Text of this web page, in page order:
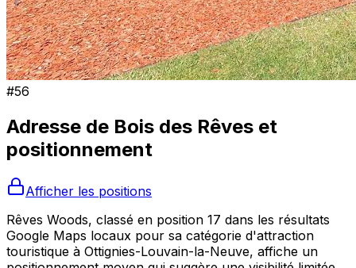
#56
Adresse de Bois des Rêves et
positionnement
Afficher les positions
Rêves Woods, classé en position 17 dans les résultats
Google Maps locaux pour sa catégorie d'attraction
touristique à Ottignies-Louvain-la-Neuve, affiche un